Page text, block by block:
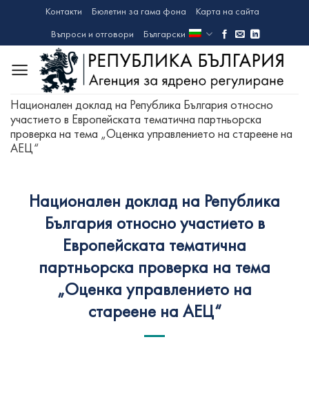
content
Контакти Бюлетин за гама фона
Карта на сайта
Въпроси и отговори
Български
Национален доклад на Република България относно
участието в Европейската тематична партньорска
проверка на тема „Оценка управлението на стареене на
АЕЦ“
Национален доклад на Република
България относно участието в
Европейската тематична
партньорска проверка на тема
„Оценка управлението на
стареене на АЕЦ“